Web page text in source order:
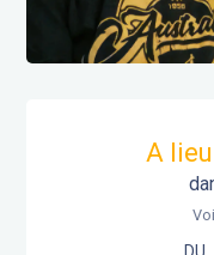
Ouverture
A